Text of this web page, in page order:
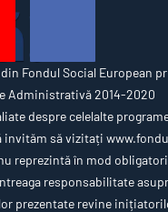
Fondul Social European
Administrativă 2014-2020
despre celelalte
invităm să vizitați
reprezintă în mod
responsabilitate
prezentate revine